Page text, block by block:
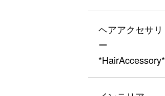
ヘアアクセサリ
ー
*HairAccessory*